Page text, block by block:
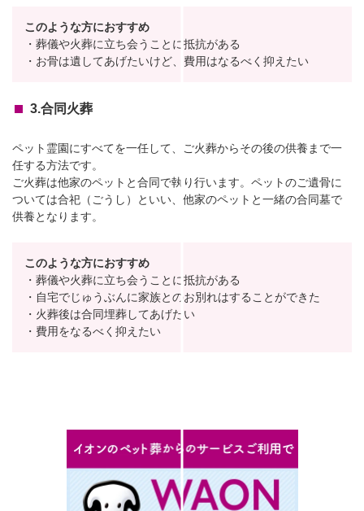
このような方におすすめ
・葬儀や火葬に立ち会うことに抵抗がある
・お骨は遺してあげたいけど、費用はなるべく抑えたい
3.合同火葬
ペット霊園にすべてを一任して、ご火葬からその後の供養まで一
任する方法です。
ご火葬は他家のペットと合同で執り行います。ペットのご遺骨に
ついては合祀（ごうし）といい、他家のペットと一緒の合同墓で
供養となります。
このような方におすすめ
・葬儀や火葬に立ち会うことに抵抗がある
・自宅でじゅうぶんに家族とのお別れはすることができた
・火葬後は合同埋葬してあげたい
・費用をなるべく抑えたい